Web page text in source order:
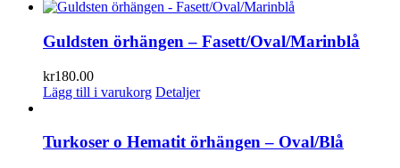
Guldsten örhängen – Fasett/Oval/Marinblå
kr180.00
Lägg till i varukorg Detaljer
Turkoser o Hematit örhängen – Oval/Blå